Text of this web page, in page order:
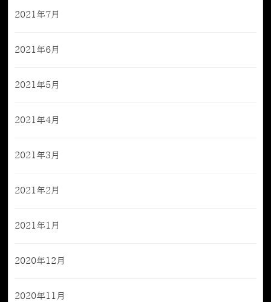
2021年7月
2021年6月
2021年5月
2021年4月
2021年3月
2021年2月
2021年1月
2020年12月
2020年11月